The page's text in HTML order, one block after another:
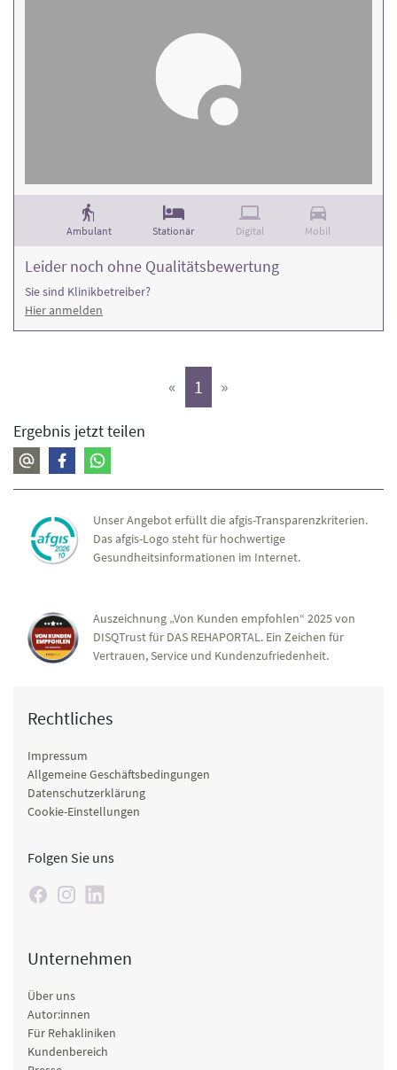
Ambulant Stationär Digital Mobil
Leider noch ohne Qualitätsbewertung
Sie sind Klinikbetreiber?
Hier anmelden
« 1 (aktiv)
»
Ergebnis jetzt teilen
Unser Angebot erfüllt die afgis-Transparenzkriterien.
Das afgis-Logo steht für hochwertige
Gesundheitsinformationen im Internet.
Auszeichnung „Von Kunden empfohlen“ 2025 von
DISQTrust für DAS REHAPORTAL. Ein Zeichen für
Vertrauen, Service und Kundenzufriedenheit.
Rechtliches
Impressum
Allgemeine Geschäftsbedingungen
Datenschutzerklärung
Cookie-Einstellungen
Folgen Sie uns
Unternehmen
Über uns
Autor:innen
Für Rehakliniken
Kundenbereich